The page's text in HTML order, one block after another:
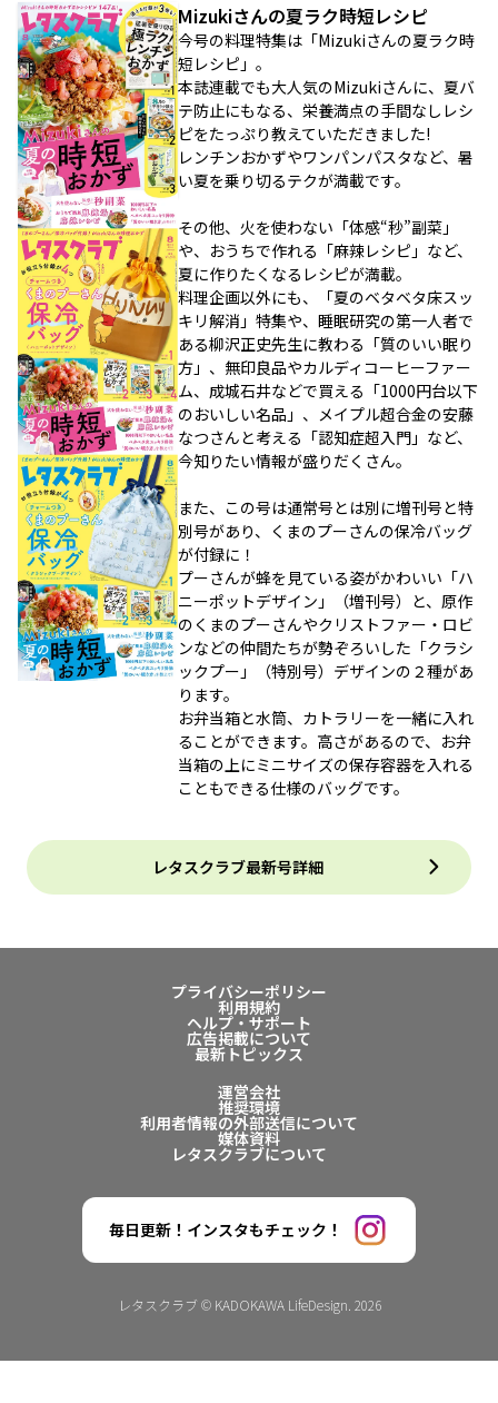
Mizukiさんの夏ラク時短レシピ
今号の料理特集は「Mizukiさんの夏ラク時
短レシピ」。
本誌連載でも大人気のMizukiさんに、夏バ
テ防止にもなる、栄養満点の手間なしレシ
ピをたっぷり教えていただきました!
レンチンおかずやワンパンパスタなど、暑
い夏を乗り切るテクが満載です。
その他、火を使わない「体感“秒”副菜」
や、おうちで作れる「麻辣レシピ」など、
夏に作りたくなるレシピが満載。
料理企画以外にも、「夏のベタベタ床スッ
キリ解消」特集や、睡眠研究の第一人者で
ある柳沢正史先生に教わる「質のいい眠り
方」、無印良品やカルディコーヒーファー
ム、成城石井などで買える「1000円台以下
のおいしい名品」、メイプル超合金の安藤
なつさんと考える「認知症超入門」など、
今知りたい情報が盛りだくさん。
また、この号は通常号とは別に増刊号と特
別号があり、くまのプーさんの保冷バッグ
が付録に！
プーさんが蜂を見ている姿がかわいい「ハ
ニーポットデザイン」（増刊号）と、原作
のくまのプーさんやクリストファー・ロビ
ンなどの仲間たちが勢ぞろいした「クラシ
ックプー」（特別号）デザインの２種があ
ります。
お弁当箱と水筒、カトラリーを一緒に入れ
ることができます。高さがあるので、お弁
当箱の上にミニサイズの保存容器を入れる
こともできる仕様のバッグです。
レタスクラブ最新号詳細
プライバシーポリシー
利用規約
ヘルプ・サポート
広告掲載について
最新トピックス
運営会社
推奨環境
利用者情報の外部送信について
媒体資料
レタスクラブについて
毎日更新！インスタもチェック！
レタスクラブ © KADOKAWA LifeDesign. 2026